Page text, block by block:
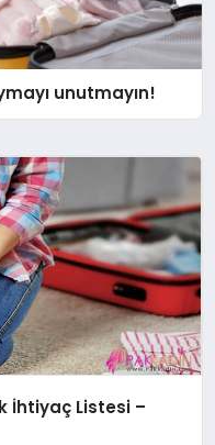
unutmayın!
İhtiyaç Listesi –